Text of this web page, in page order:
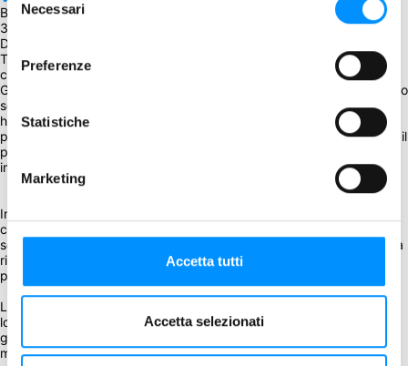
del
consenso
Necessari
Preferenze
Statistiche
Marketing
Accetta tutti
Accetta selezionati
BGG Weight
3.68
Descrizione
The Great Zimbabwe è un gioco di civilizzazione basato sul
commercio e ispirato dagli antichi regni che hanno circondato il
Grande Zimbabwe, patrimonio mondiale dell'Africa meridionale. Nello
scorso secolo, i governi coloniali hanno negato che una civiltà che
ha prodotto monumenti così imponenti e opere d’arte così belle
potesse essere di origine africana. Ora però non c’è alcun dubbio e il
paese stesso fu orgogliosamente chiamato così per questo
importante patrimonio culturale.
In una partita a The Great Zimbabwe, i giocatori sono impegnati a
costruire i monumenti più impressionanti compiacendo un dio a loro
scelta. Ognuna delle dodici divinità offre una benedizione unica, ma
richiede anche una quantità differente di lavoro per vincere la
partita.
La costruzione dei monumenti avviene sviluppando una rete
logistica che si estende in tutta la regione. Attraverso questa rete, i
giocatori producono e ottengono beni rituali per innalzare i loro
monumenti e onorare gli dei. Più saranno alti, più i giocatori saranno